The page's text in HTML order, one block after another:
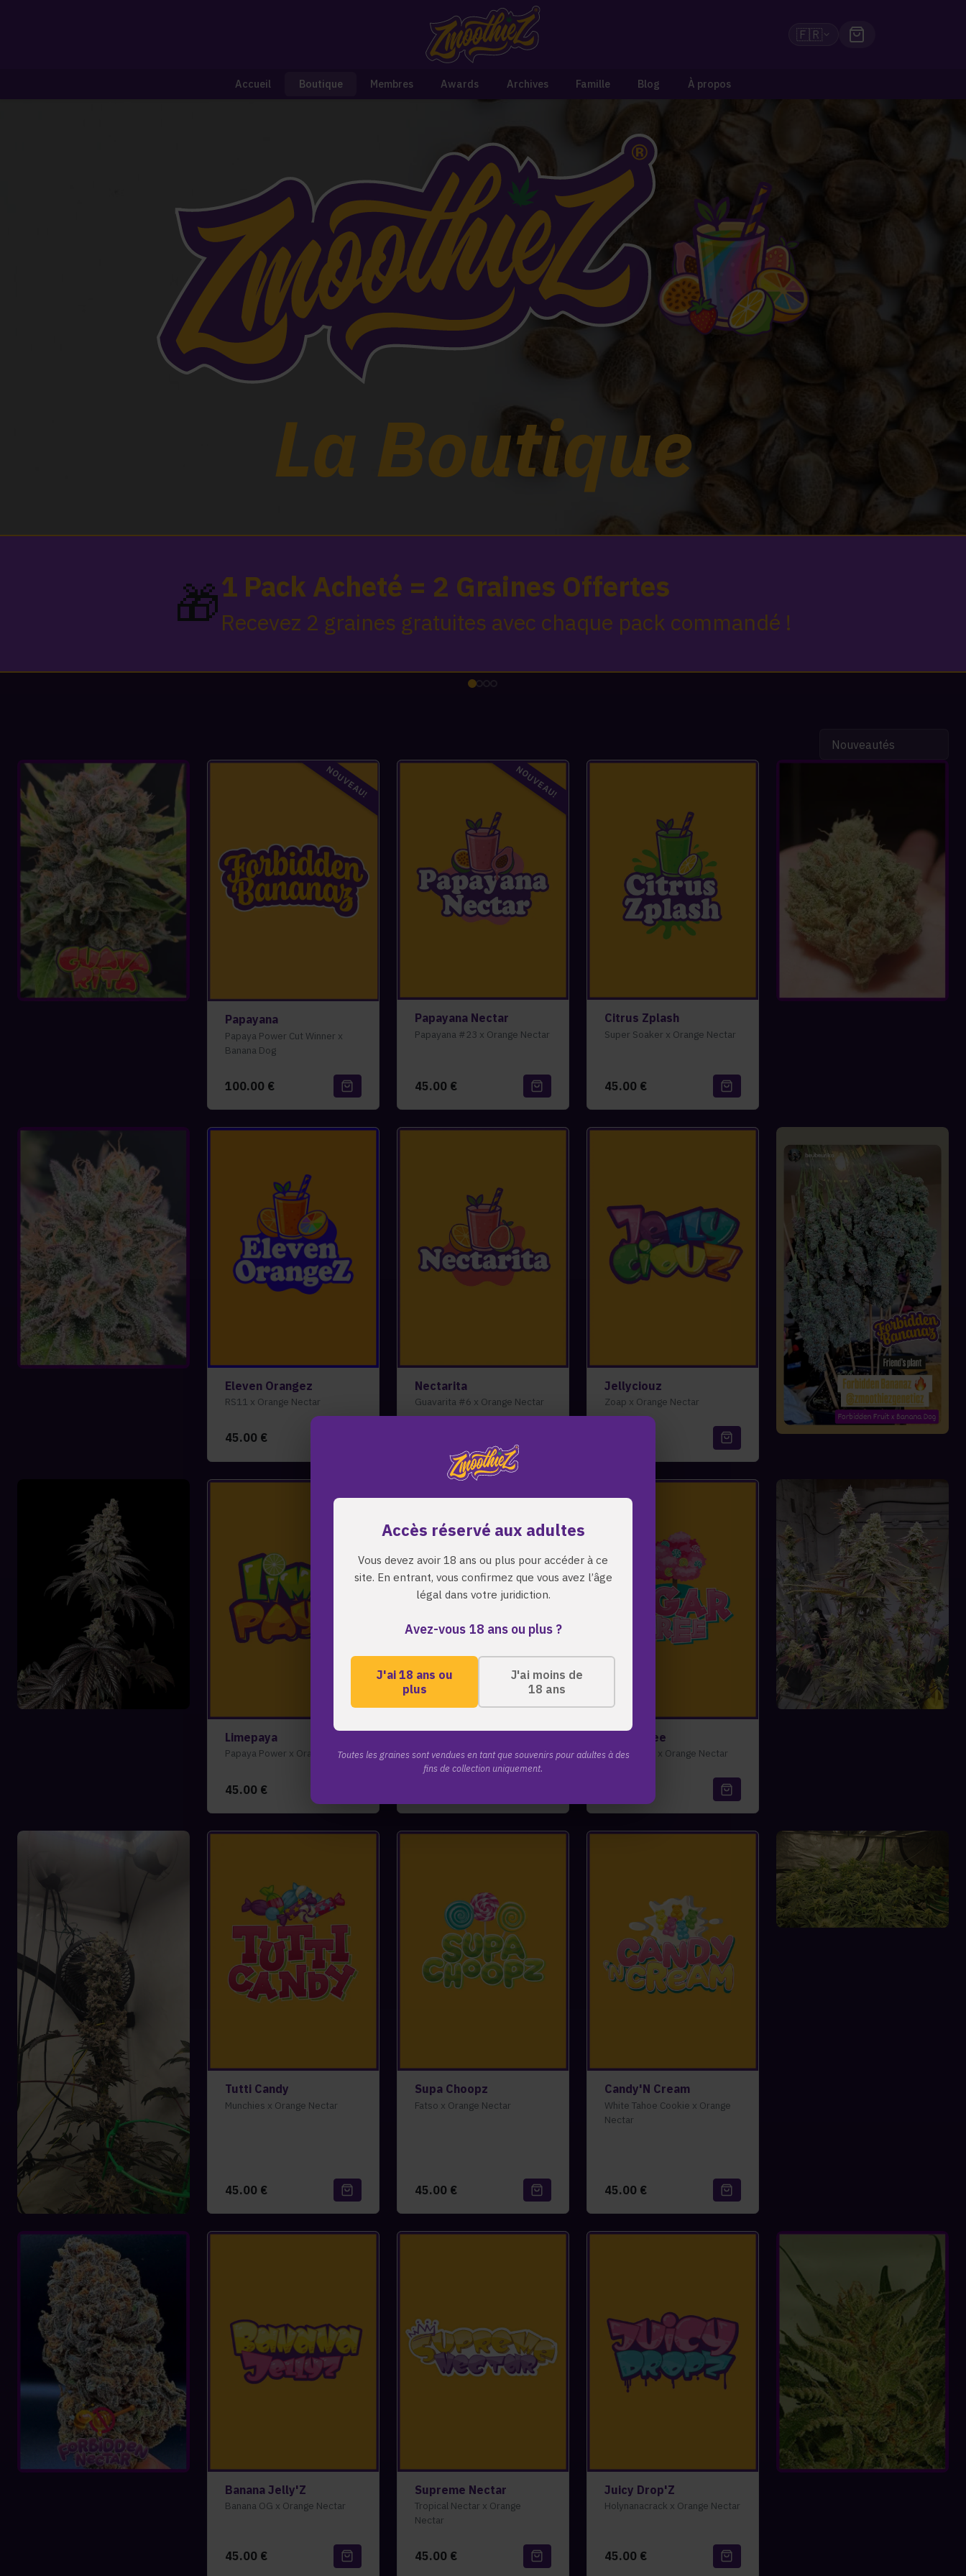
Accès réservé aux adultes
Vous devez avoir 18 ans ou plus pour accéder à ce
site. En entrant, vous confirmez que vous avez l’âge
légal dans votre juridiction.
Avez-vous 18 ans ou plus ?
J'ai 18 ans ou
plus
J'ai moins de
18 ans
Toutes les graines sont vendues en tant que souvenirs pour adultes à des
fins de collection uniquement.
🇫🇷
Accueil Boutique Membres Awards Archives Famille Blog À propos
La Boutique
🎁1 Pack Acheté = 2 Graines Offertes
Recevez 2 graines gratuites avec chaque pack commandé !
NOUVEAU!
Papayana
Papaya Power Cut Winner x
Banana Dog
100.00 €
NOUVEAU!
Papayana Nectar
Papayana #23 x Orange Nectar
45.00 €
Citrus Zplash
Super Soaker x Orange Nectar
45.00 €
Eleven Orangez
RS11 x Orange Nectar
45.00 €
Nectarita
Guavarita #6 x Orange Nectar
Jellyciouz
Zoap x Orange Nectar
Limepaya
Papaya Power x Orange Nectar
45.00 €
Sunset Guava x Orange Nectar
Sugar Tree
Locomotion x Orange Nectar
Tutti Candy
Munchies x Orange Nectar
45.00 €
Supa Choopz
Fatso x Orange Nectar
45.00 €
Candy'N Cream
White Tahoe Cookie x Orange
Nectar
45.00 €
Banana Jelly'Z
Banana OG x Orange Nectar
45.00 €
Supreme Nectar
Tropical Nectar x Orange
Nectar
45.00 €
Juicy Drop'Z
Holynanacrack x Orange Nectar
45.00 €